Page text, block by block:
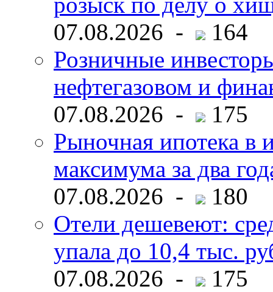
07.08.2026 -
164
Розничные
нефтегазовом и
07.08.2026 -
175
Рыночная ипотека в
максимума за два
07.08.2026 -
180
Отели дешевеют:
упала до 10,4 тыс.
07.08.2026 -
175